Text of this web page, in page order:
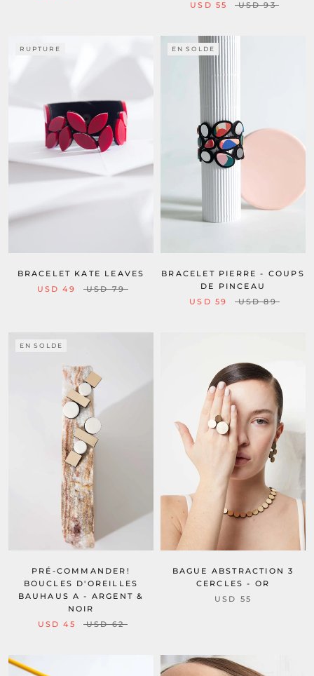
USD 55
USD 93
RUPTURE
BRACELET KATE LEAVES
USD 49
USD 79
EN SOLDE
BRACELET PIERRE - COUPS
DE PINCEAU
USD 59
USD 89
EN SOLDE
PRÉ-COMMANDER!
BOUCLES D'OREILLES
BAUHAUS A - ARGENT &
NOIR
USD 45
USD 62
BAGUE ABSTRACTION 3
CERCLES - OR
USD 55